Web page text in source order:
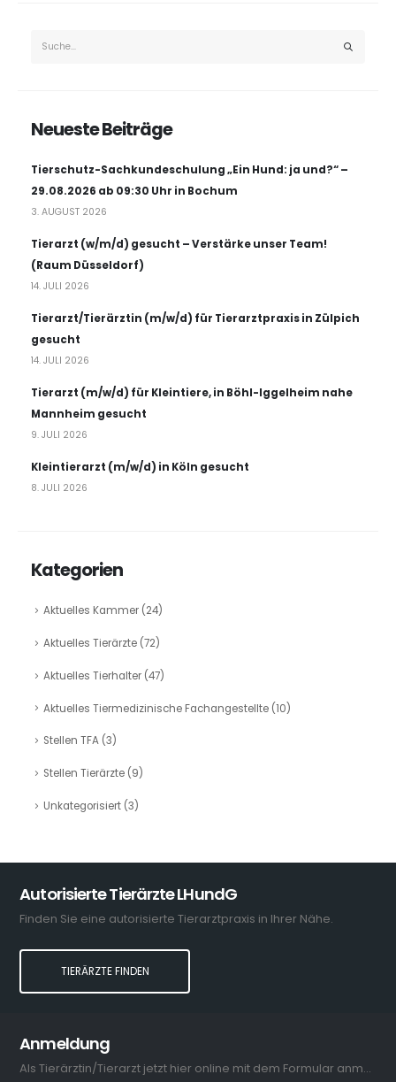
Neueste Beiträge
Tierschutz-Sachkundeschulung „Ein Hund: ja und?“ –
29.08.2026 ab 09:30 Uhr in Bochum
3. AUGUST 2026
Tierarzt (w/m/d) gesucht – Verstärke unser Team!
(Raum Düsseldorf)
14. JULI 2026
Tierarzt/Tierärztin (m/w/d) für Tierarztpraxis in Zülpich
gesucht
14. JULI 2026
Tierarzt (m/w/d) für Kleintiere, in Böhl-Iggelheim nahe
Mannheim gesucht
9. JULI 2026
Kleintierarzt (m/w/d) in Köln gesucht
8. JULI 2026
Kategorien
Aktuelles Kammer(24)
Aktuelles Tierärzte(72)
Aktuelles Tierhalter(47)
Aktuelles Tiermedizinische Fachangestellte(10)
Stellen TFA(3)
Stellen Tierärzte(9)
Unkategorisiert(3)
Autorisierte Tierärzte LHundG
Finden Sie eine autorisierte Tierarztpraxis in Ihrer Nähe.
TIERÄRZTE FINDEN
Anmeldung
Als Tierärztin/Tierarzt jetzt hier online mit dem Formular anmelden.